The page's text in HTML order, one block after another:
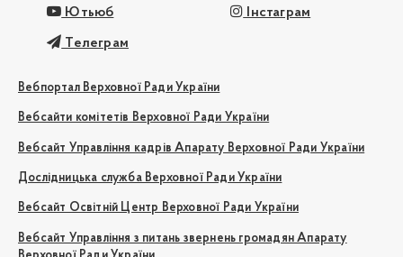
Ютьюб Інстаграм
Телеграм
Вебпортал Верховної Ради України
Вебсайти комітетів Верховної Ради України
Вебсайт Управління кадрів Апарату Верховної Ради України
Дослідницька служба Верховної Ради України
Вебсайт Освітній Центр Верховної Ради України
Вебсайт Управління з питань звернень громадян Апарату